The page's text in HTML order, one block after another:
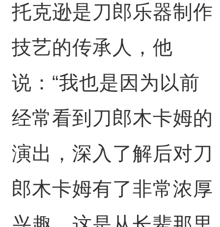
托克逊是刀郎乐器制作
技艺的传承人，他
说：“我也是因为以前
经常看到刀郎木卡姆的
演出，深入了解后对刀
郎木卡姆有了非常浓厚